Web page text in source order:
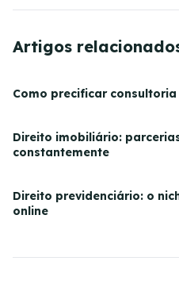
Artigos
Como precificar
Direito imobiliário:
constantemente
Direito previdenciário: o
online